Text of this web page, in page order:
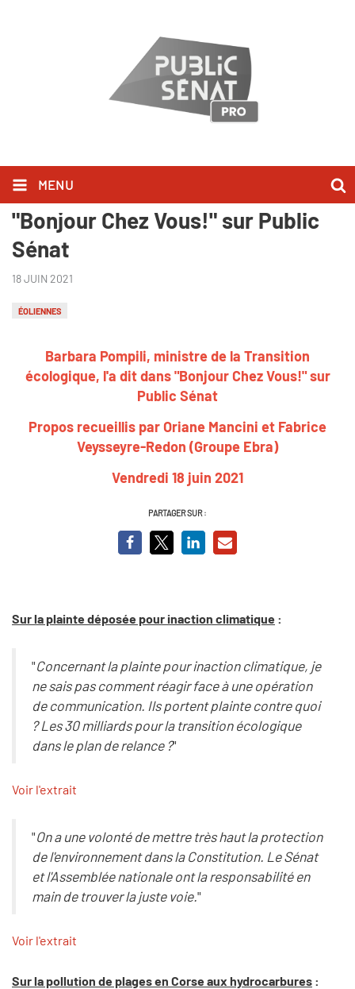
MENU
Barbara Pompili l'a dit dans
"Bonjour Chez Vous!" sur Public
Sénat
18 JUIN 2021
ÉOLIENNES
Barbara Pompili, ministre de la Transition
écologique, l'a dit dans "Bonjour Chez Vous!" sur
Public Sénat
Propos recueillis par Oriane Mancini et Fabrice
Veysseyre-Redon (Groupe Ebra)
Vendredi 18 juin 2021
PARTAGER SUR :
Sur la plainte déposée pour inaction climatique :
"Concernant la plainte pour inaction climatique, je
ne sais pas comment réagir face à une opération
de communication. Ils portent plainte contre quoi
? Les 30 milliards pour la transition écologique
dans le plan de relance ?"
Voir l'extrait
"On a une volonté de mettre très haut la protection
de l'environnement dans la Constitution. Le Sénat
et l'Assemblée nationale ont la responsabilité en
main de trouver la juste voie."
Voir l'extrait
Sur la pollution de plages en Corse aux hydrocarbures :